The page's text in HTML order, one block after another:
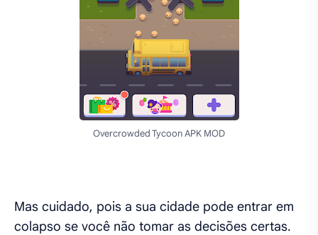
Overcrowded Tycoon APK MOD
Mas cuidado, pois a sua cidade pode entrar em
colapso se você não tomar as decisões certas.